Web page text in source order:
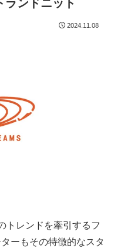
ンドニット
2024.11.08
トレンドを牽引するフ
ーもその特徴的なスタ